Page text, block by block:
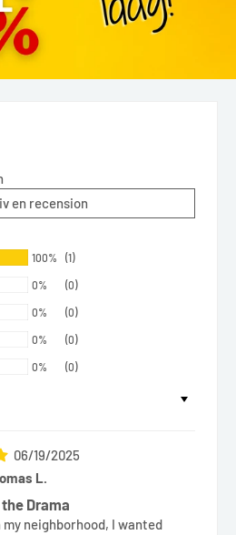
en recension
100% (1)
0% (0)
0% (0)
0% (0)
0% (0)
06/19/2025
L.
Drama
neighborhood, I wanted